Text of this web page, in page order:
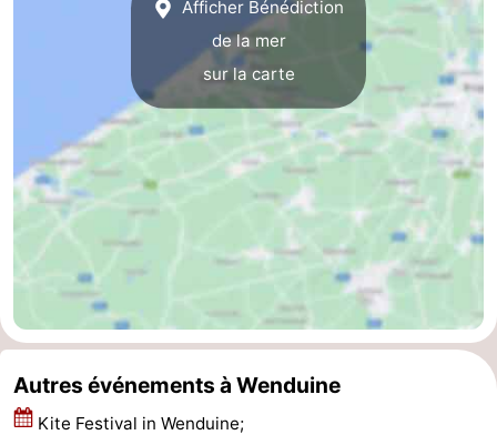
Het
Zwin
Knokke-
Heist
-
Zeebrugge
-
Blankenberge
-
Le
Coq
-
Bredene
-
Ostende
-
Afficher Bénédiction
de la mer
sur la carte
Autres événements à Wenduine
Kite Festival in Wenduine;